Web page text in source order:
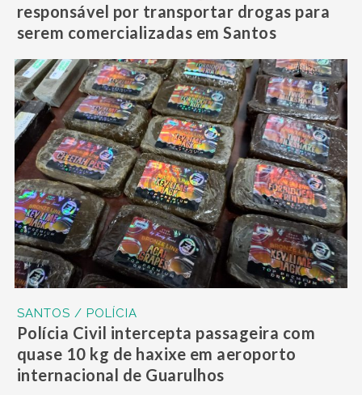
responsável por transportar drogas para
serem comercializadas em Santos
SANTOS / POLÍCIA
Polícia Civil intercepta passageira com
quase 10 kg de haxixe em aeroporto
internacional de Guarulhos